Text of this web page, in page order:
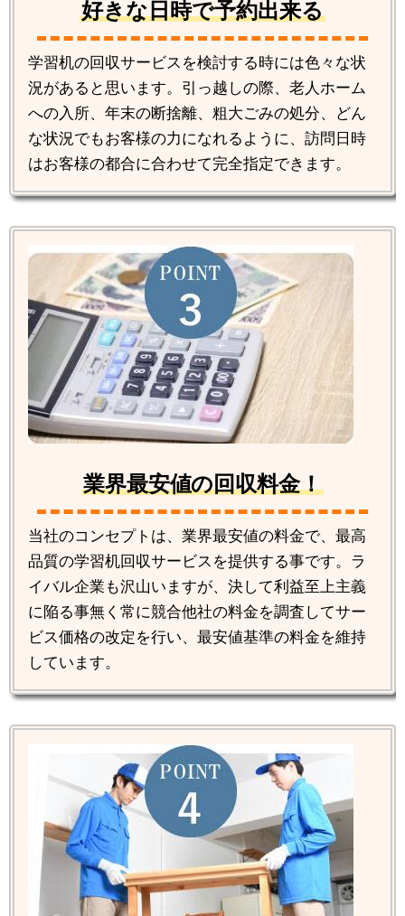
好きな日時で予約出来る
学習机の回収サービスを検討する時には色々な状
況があると思います。引っ越しの際、老人ホーム
への入所、年末の断捨離、粗大ごみの処分、どん
な状況でもお客様の力になれるように、訪問日時
はお客様の都合に合わせて完全指定できます。
業界最安値の回収料金！
当社のコンセプトは、業界最安値の料金で、最高
品質の学習机回収サービスを提供する事です。ラ
イバル企業も沢山いますが、決して利益至上主義
に陥る事無く常に競合他社の料金を調査してサー
ビス価格の改定を行い、最安値基準の料金を維持
しています。